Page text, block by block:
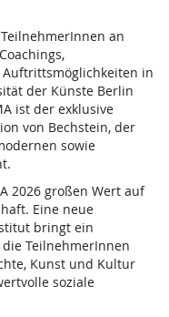
an
in
der Künste Berlin
ist der exklusive
von Bechstein, der
sowie
2026 großen Wert auf
Eine neue
bringt ein
TeilnehmerInnen
Kunst und Kultur
soziale